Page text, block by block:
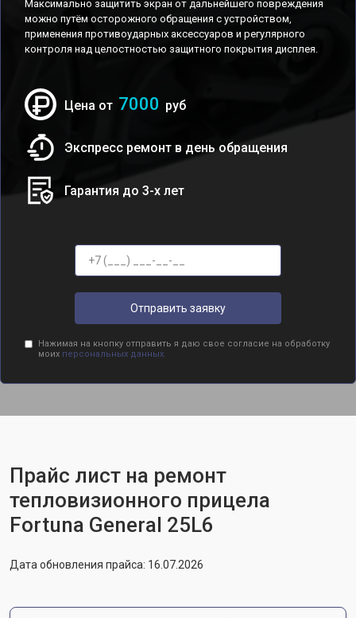
Максимально защитить экран от дальнейшего повреждения
можно путём осторожного обращения с устройством,
применения противоударных аксессуаров и регулярного
контроля над целостностью защитного покрытия дисплея.
Цена от 7000 руб
Экспресс ремонт в день обращения
Гарантия до 3-х лет
Отправить заявку
Нажимая на кнопку отправить я даю свое согласие на обработку
моих персональных данных.
Прайс лист на ремонт
тепловизионного прицела
Fortuna General 25L6
Дата обновления прайса: 16.07.2026